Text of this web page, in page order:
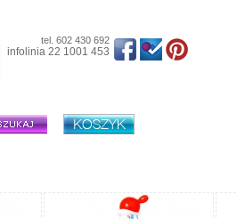
tel. 602 430 692
infolinia 22 1001 453